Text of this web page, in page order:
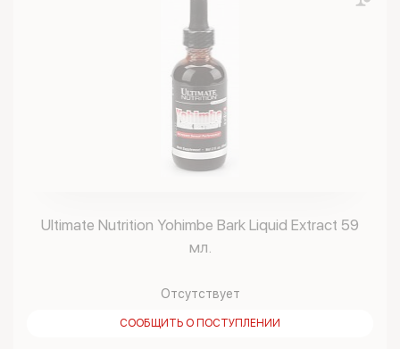
Ultimate Nutrition Yohimbe Bark Liquid Extract 59
мл.
Отсутствует
СООБЩИТЬ О ПОСТУПЛЕНИИ